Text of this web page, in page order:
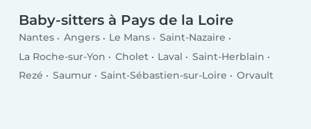
Baby-sitters à Pays de la Loire
Nantes Angers Le Mans
Saint-Nazaire
La Roche-sur-Yon
Cholet Laval
Saint-Herblain
Rezé
Saumur Saint-Sébastien-sur-Loire Orvault